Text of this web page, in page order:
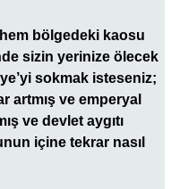
bölgedeki kaosu
sizin yerinize ölecek
sokmak isteseniz;
artmış ve emperyal
ve devlet aygıtı
içine tekrar nasıl